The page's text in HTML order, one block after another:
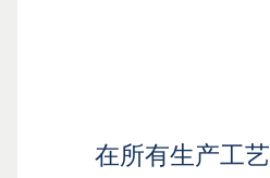
在所有生产工